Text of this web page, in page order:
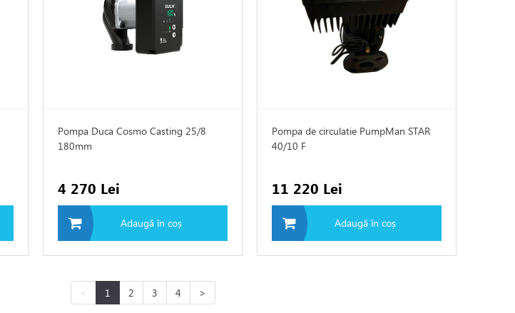
Pompa Duca Cosmo Casting 25/8
180mm
4 270 Lei
Adaugă în coș
Pompa de circulatie PumpMan STAR
40/10 F
11 220 Lei
Adaugă în coș
< 1 2 3 4 >